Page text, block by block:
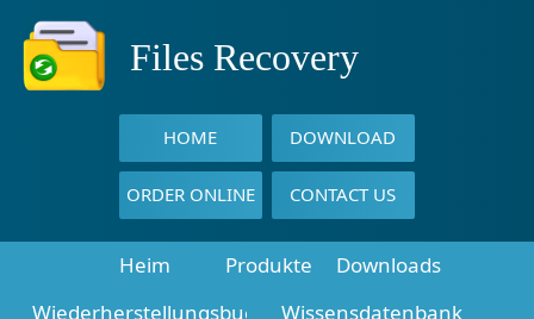
Files Recovery
HOME DOWNLOAD
ORDER ONLINE CONTACT US
Heim Produkte
Downloads
Wiederherstellungsbuch
Wissensdatenbank